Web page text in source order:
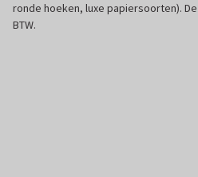
ronde hoeken, luxe papiersoorten).
BTW.